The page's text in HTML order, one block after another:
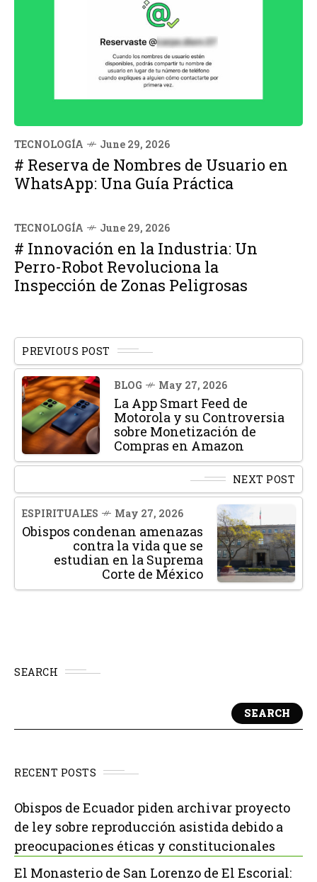
TECNOLOGÍA June 29, 2026
# Reserva de Nombres de Usuario en
WhatsApp: Una Guía Práctica
TECNOLOGÍA June 29, 2026
# Innovación en la Industria: Un
Perro-Robot Revoluciona la
Inspección de Zonas Peligrosas
PREVIOUS POST
BLOG May 27, 2026
La App Smart Feed de
Motorola y su Controversia
sobre Monetización de
Compras en Amazon
NEXT POST
ESPIRITUALES May 27, 2026
Obispos condenan amenazas
contra la vida que se
estudian en la Suprema
Corte de México
SEARCH
SEARCH
RECENT POSTS
Obispos de Ecuador piden archivar proyecto
de ley sobre reproducción asistida debido a
preocupaciones éticas y constitucionales
El Monasterio de San Lorenzo de El Escorial: